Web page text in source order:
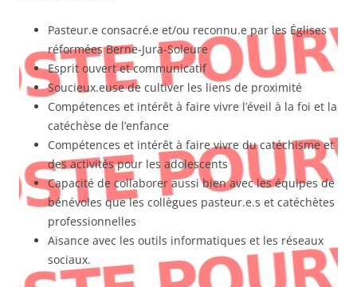
Pasteur.e consacré.e et/ou reconnu.e par les Églises
réformées Berne-Jura-Soleure
Esprit ouvert et communicatif
Soucieux.euse de cultiver les liens de proximité
Compétences et intérêt à faire vivre l’éveil à la foi et la
catéchèse de l’enfance
Compétences et intérêt à faire vivre du catéchisme et
des activités pour les adolescents
Capacité de collaborer aussi bien avec les équipes de
bénévoles que les collègues pasteur.e.s et catéchètes
professionnelles
Aisance avec les outils informatiques et les réseaux
sociaux.